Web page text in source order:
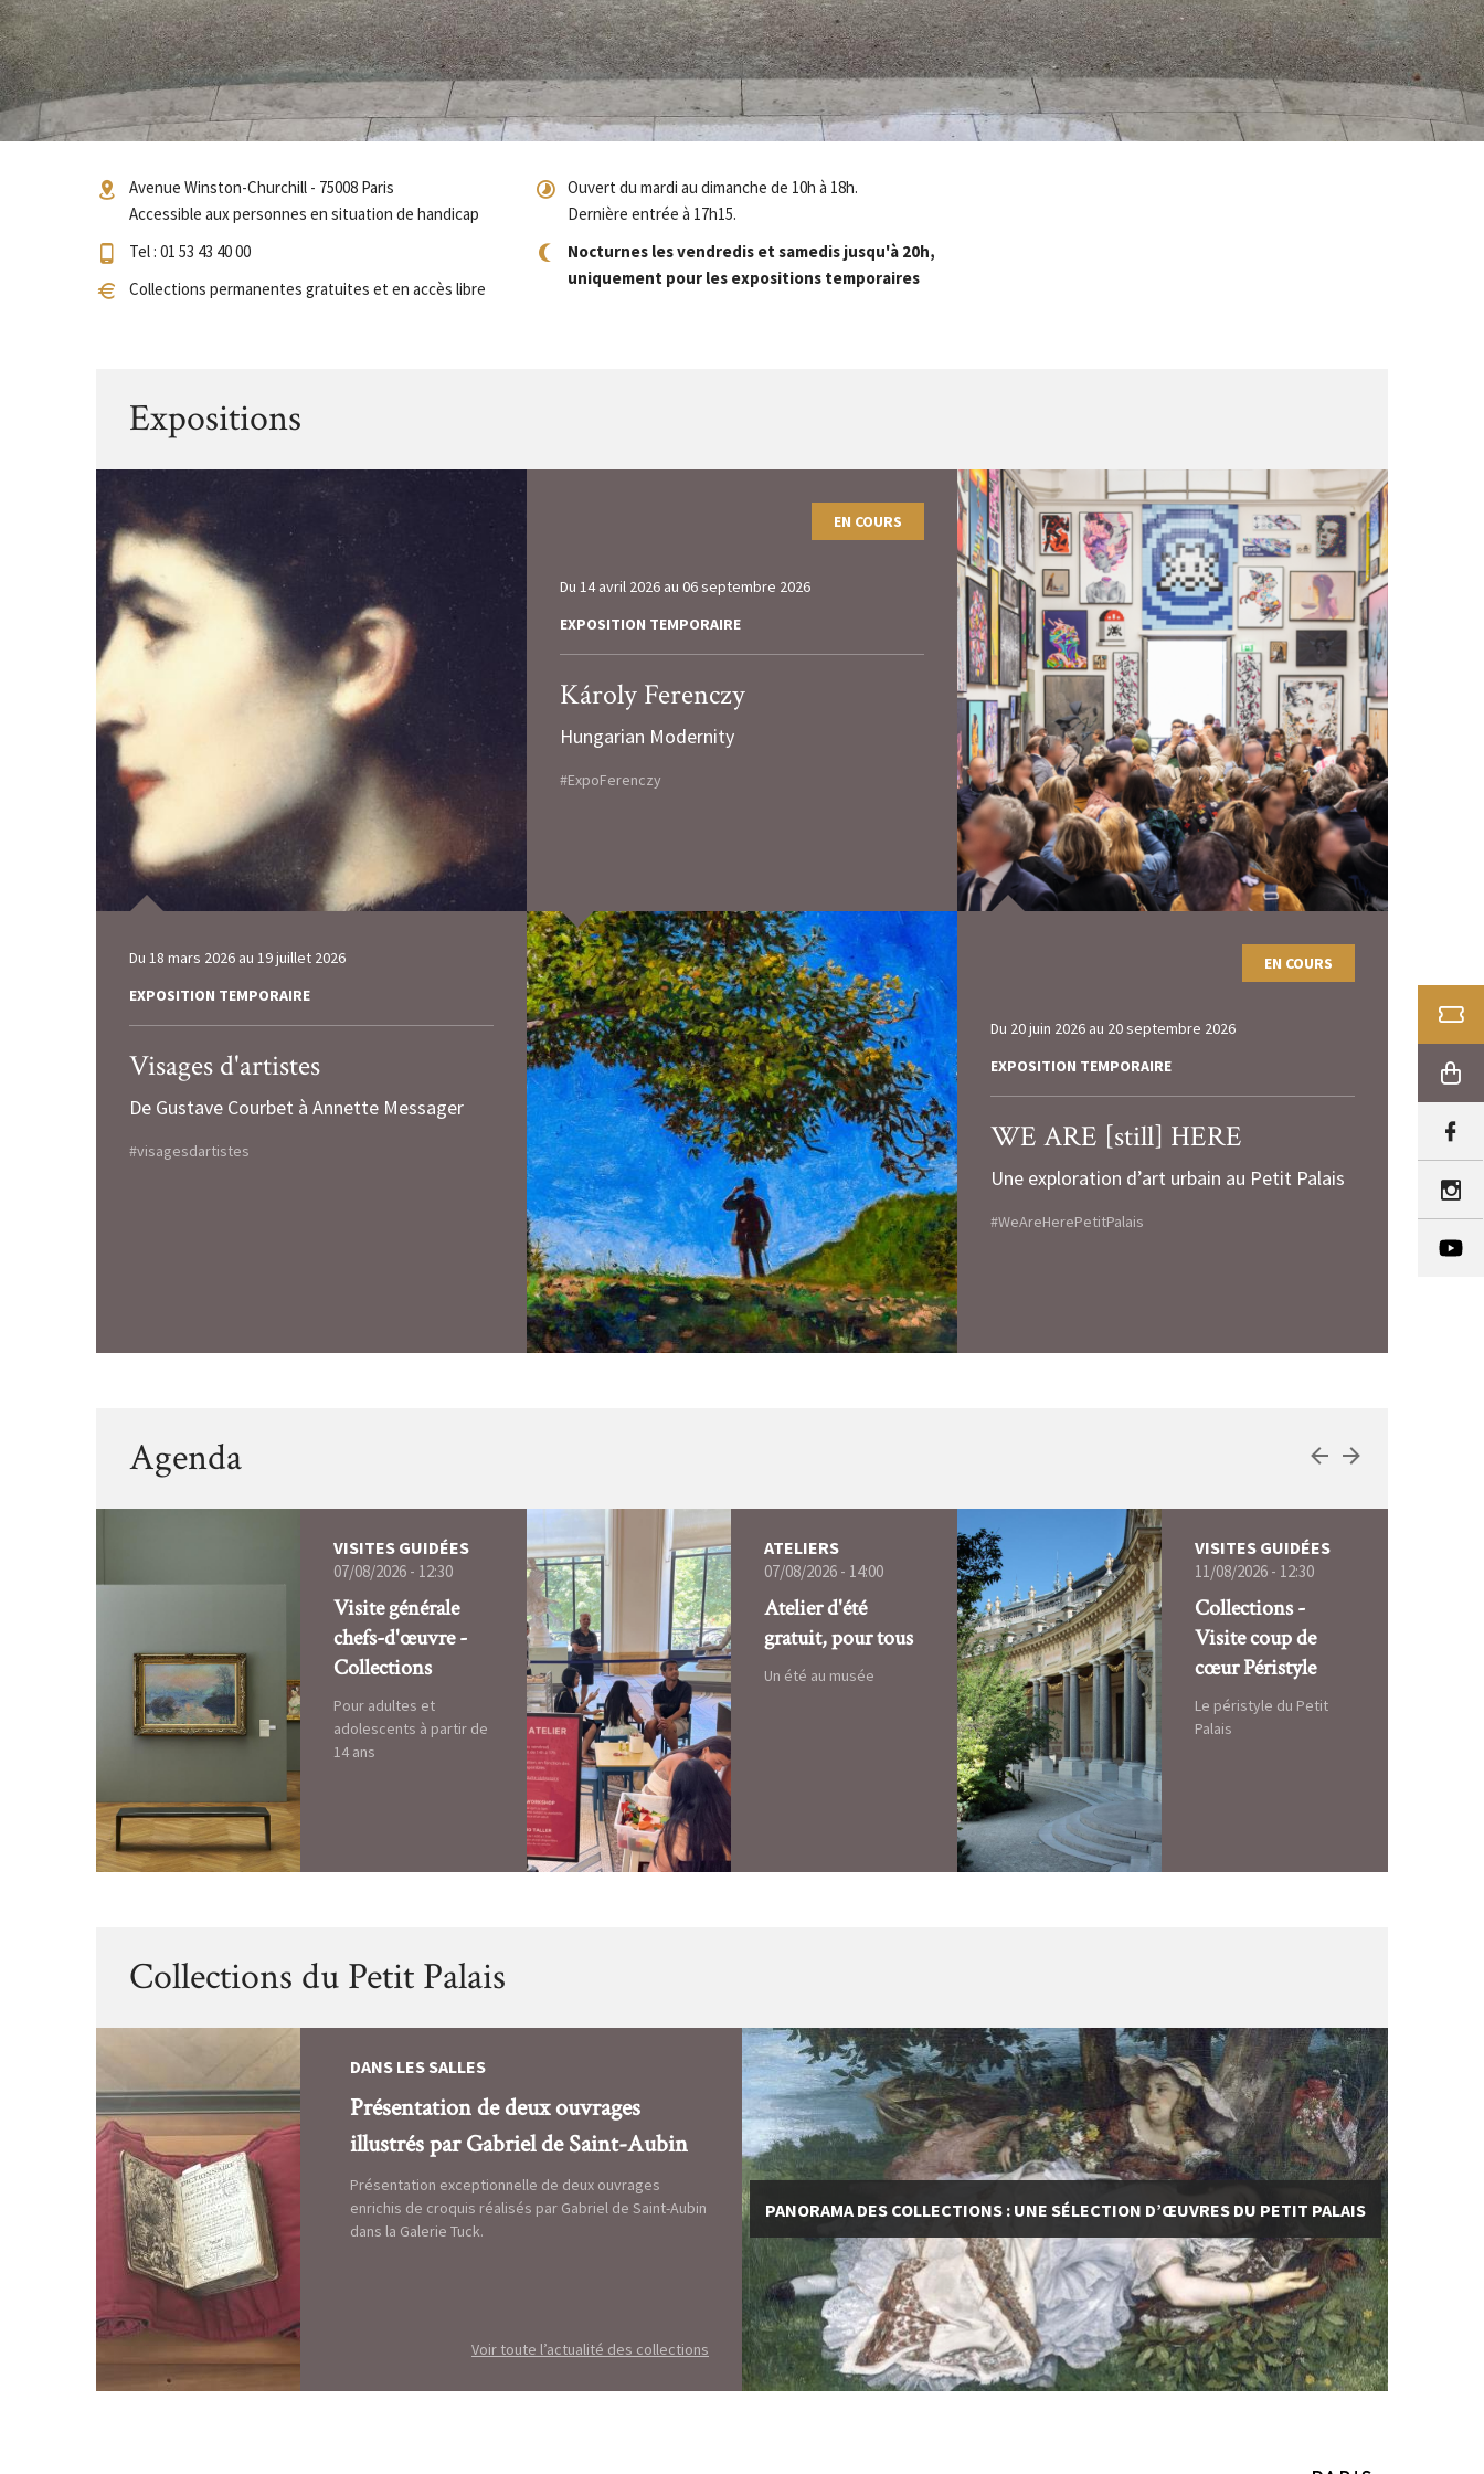
Avenue Winston-Churchill - 75008 Paris
Accessible aux personnes en situation de handicap
Tel : 01 53 43 40 00
Collections permanentes gratuites et en accès libre
Ouvert du mardi au dimanche de 10h à 18h.
Dernière entrée à 17h15.
Nocturnes les vendredis et samedis jusqu'à 20h,
uniquement pour les expositions temporaires
Expositions
Du 18 mars 2026 au 19 juillet 2026
EXPOSITION TEMPORAIRE
Visages d'artistes
De Gustave Courbet à Annette Messager
#visagesdartistes
EN COURS
Du 14 avril 2026 au 06 septembre 2026
EXPOSITION TEMPORAIRE
Károly Ferenczy
Hungarian Modernity
#ExpoFerenczy
EN COURS
Du 20 juin 2026 au 20 septembre 2026
EXPOSITION TEMPORAIRE
WE ARE [still] HERE
Une exploration d’art urbain au Petit Palais
#WeAreHerePetitPalais
Agenda
VISITES GUIDÉES
07/08/2026 - 12:30
Visite générale
chefs-d'œuvre -
Collections
Pour adultes et
adolescents à partir de
14 ans
ATELIERS
07/08/2026 - 14:00
Atelier d'été
gratuit, pour tous
Un été au musée
VISITES GUIDÉES
11/08/2026 - 12:30
Collections -
Visite coup de
cœur Péristyle
Le péristyle du Petit
Palais
Collections du Petit Palais
DANS LES SALLES
Présentation de deux ouvrages
illustrés par Gabriel de Saint-Aubin
Présentation exceptionnelle de deux ouvrages
enrichis de croquis réalisés par Gabriel de Saint-Aubin
dans la Galerie Tuck.
Voir toute l’actualité des collections
PANORAMA DES COLLECTIONS : UNE SÉLECTION D’ŒUVRES DU PETIT PALAIS